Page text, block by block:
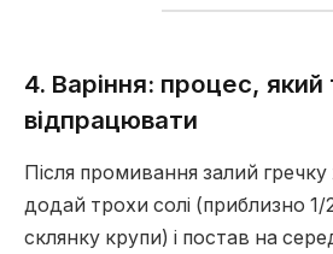
4. Варіння: процес, який
відпрацювати
Після промивання залий
додай трохи солі (приблизно 1/
склянку крупи) і постав на